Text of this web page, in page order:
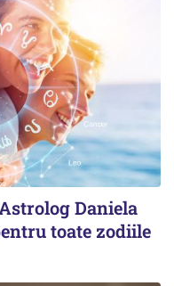
Daniela
toate zodiile